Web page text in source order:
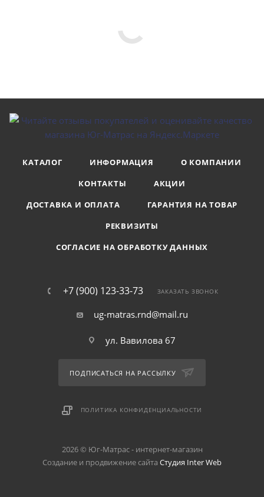
КАТАЛОГ ИНФОРМАЦИЯ
О КОМПАНИИ
КОНТАКТЫ
АКЦИИ
ДОСТАВКА И ОПЛАТА
ГАРАНТИЯ НА ТОВАР
РЕКВИЗИТЫ
СОГЛАСИЕ НА ОБРАБОТКУ ДАННЫХ
+7 (900) 123-33-73 ЗАКАЗАТЬ ЗВОНОК
ug-matras.rnd@mail.ru
ул. Вавилова 67
ПОДПИСАТЬСЯ НА РАССЫЛКУ
ПОЛИТИКА КОНФИДЕНЦИАЛЬНОСТИ
2026 © Юг-Матрас - интернет-магазин
Создание и продвижение сайта Студия Inter Web